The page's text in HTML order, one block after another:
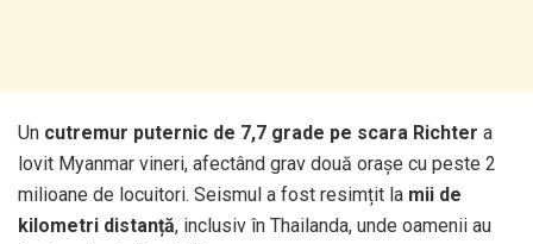
Un cutremur puternic de 7,7 grade pe scara Richter a
lovit Myanmar vineri, afectând grav două orașe cu peste 2
milioane de locuitori. Seismul a fost resimțit la mii de
kilometri distanță, inclusiv în Thailanda, unde oamenii au